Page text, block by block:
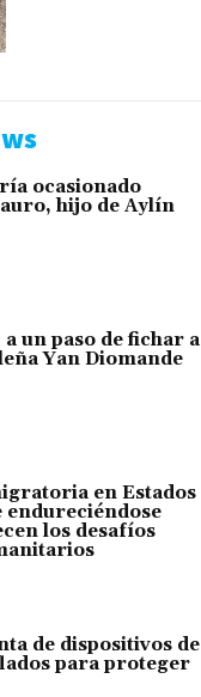
ocasionado
hijo de Aylín
un paso de fichar a
Yan Diomande
en Estados
endureciéndose
los desafíos
de dispositivos de
para proteger